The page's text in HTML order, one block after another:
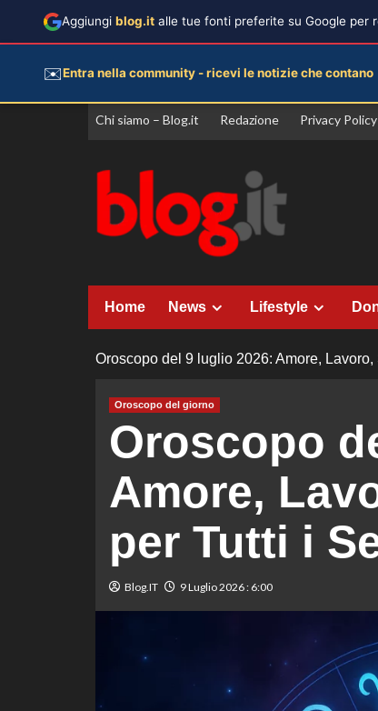
Vai
Chi siamo – Blog.it Redazione Privacy Policy
Home News Lifestyle
Oroscopo del 9 luglio 2026: Amore,
Oroscopo del giorno
Oroscopo
Amore,
per Tutti i
Blog.IT 9 Luglio 2026 : 6:00
Aggiungi blog.it alle tue fonti preferite su Google per
✉️Entra nella community - ricevi le notizie che contano